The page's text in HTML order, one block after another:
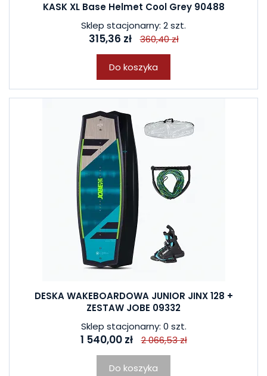
KASK XL Base Helmet Cool Grey 90488
Sklep stacjonarny: 2 szt.
315,36 zł 360,40 zł
Do koszyka
DESKA WAKEBOARDOWA JUNIOR JINX 128 +
ZESTAW JOBE 09332
Sklep stacjonarny: 0 szt.
1 540,00 zł 2 066,53 zł
Do koszyka